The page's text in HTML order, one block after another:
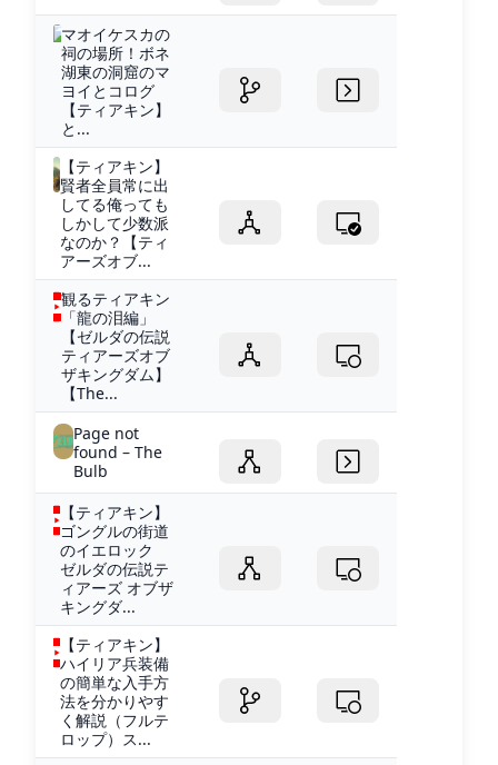
マオイケスカの
祠の場所！ボネ
湖東の洞窟のマ
ヨイとコログ
【ティアキン】
と...
【ティアキン】
賢者全員常に出
してる俺っても
しかして少数派
なのか？【ティ
アーズオブ...
観るティアキン
「龍の泪編」
【ゼルダの伝説
ティアーズオブ
ザキングダム】
【The...
Page not
found – The
Bulb
【ティアキン】
ゴングルの街道
のイエロック
ゼルダの伝説テ
ィアーズ オブザ
キングダ...
【ティアキン】
ハイリア兵装備
の簡単な入手方
法を分かりやす
く解説（フルテ
ロップ）ス...